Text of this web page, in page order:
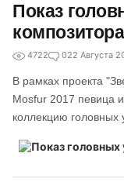
Показ
4722 022 Августа
В рамках проекта
Mosfur 2017 певица
коллекцию головных